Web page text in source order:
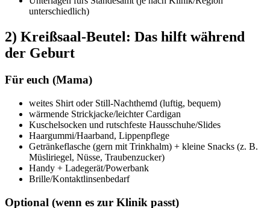
unterschiedlich)
2) Kreißsaal-Beutel: Das hilft während
der Geburt
Für euch (Mama)
weites Shirt oder Still-Nachthemd (luftig, bequem)
wärmende Strickjacke/leichter Cardigan
Kuschelsocken und rutschfeste Hausschuhe/Slides
Haargummi/Haarband, Lippenpflege
Getränkeflasche (gern mit Trinkhalm) + kleine Snacks (z. B.
Müsliriegel, Nüsse, Traubenzucker)
Handy + Ladegerät/Powerbank
Brille/Kontaktlinsenbedarf
Optional (wenn es zur Klinik passt)